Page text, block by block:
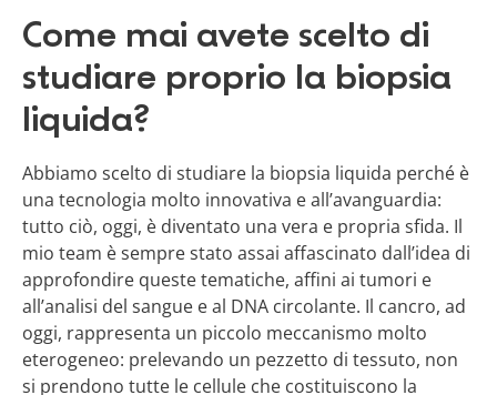
Come mai avete scelto di
studiare proprio la biopsia
liquida?
Abbiamo scelto di studiare la biopsia liquida perché è
una tecnologia molto innovativa e all’avanguardia:
tutto ciò, oggi, è diventato una vera e propria sfida. Il
mio team è sempre stato assai affascinato dall’idea di
approfondire queste tematiche, affini ai tumori e
all’analisi del sangue e al DNA circolante. Il cancro, ad
oggi, rappresenta un piccolo meccanismo molto
eterogeneo: prelevando un pezzetto di tessuto, non
si prendono tutte le cellule che costituiscono la